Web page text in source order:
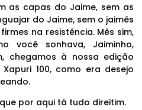
as capas do Jaime, sem as
do Jaime, sem o jaimês
na resistência. Mês sim,
você sonhava, Jaiminho,
chegamos à nossa edição
100, como era desejo
por aqui tá tudo direitim.